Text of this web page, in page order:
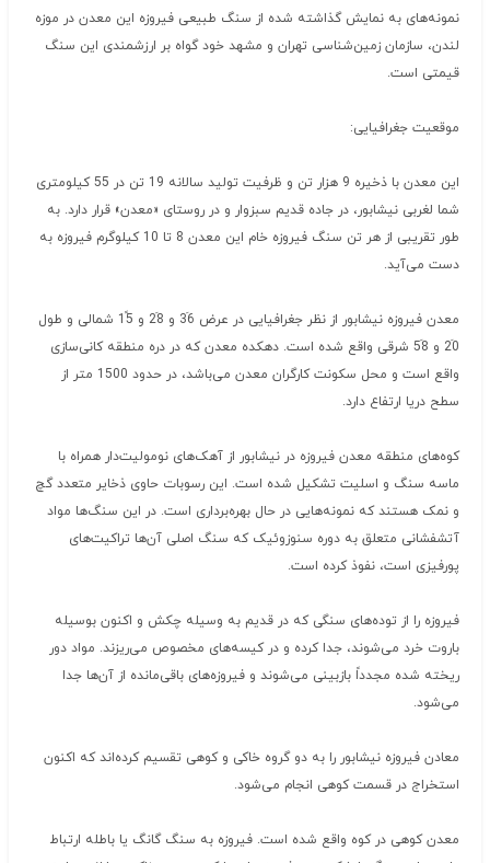
نمونه‌های به نمایش گذاشته شده از سنگ طبیعی فیروزه این معدن در موزه
لندن، سازمان زمین‌شناسی تهران و مشهد خود گواه بر ارزشمندی این سنگ
قیمتی است.
موقعیت جغرافیایی:
این معدن با ذخیره 9 هزار تن و ظرفیت تولید سالانه 19 تن در 55 کیلومتری
شما لغربی نیشابور، در جاده قدیم سبزوار و در روستای «معدن» قرار دارد. به
طور تقریبی از هر تن سنگ فیروزه خام این معدن 8 تا 10 کیلوگرم فیروزه به
دست می‌آید.
معدن فیروزه نیشابور از نظر جغرافیایی در عرض 36َ و 28َ و 15ً شمالی و طول
20َ و 58َ شرقی واقع شده است. دهکده معدن که در دره منطقه کانی‌سازی
واقع است و محل سکونت کارگران معدن می‌باشد، در حدود 1500 متر از
سطح دریا ارتفاع دارد.
کوه‌های منطقه معدن فیروزه در نیشابور از آهک‌های نومولیت‌دار همراه با
ماسه سنگ و اسلیت تشکیل شده است. این رسوبات حاوی ذخایر متعدد گچ
و نمک هستند که نمونه‌هایی در حال بهره‌برداری است. در این سنگ‌ها مواد
آتشفشانی متعلق به دوره سنوزوئیک که سنگ اصلی آن‌ها تراکیت‌های
پورفیزی است، نفوذ کرده است.
فیروزه را از توده‌های سنگی که در قدیم به وسیله چکش و اکنون بوسیله
باروت خرد می‌شوند، جدا کرده و در کیسه‌های مخصوص می‌ریزند. مواد دور
ریخته شده مجدداً بازبینی می‌شوند و فیروزه‌های باقی‌مانده از آن‌ها جدا
می‌شود.
معادن فیروزه نیشابور را به دو گروه خاکی و کوهی تقسیم کرده‌اند که اکنون
استخراج در قسمت کوهی انجام می‌شود.
معدن کوهی در کوه واقع شده است. فیروزه به سنگ گانگ یا باطله ارتباط